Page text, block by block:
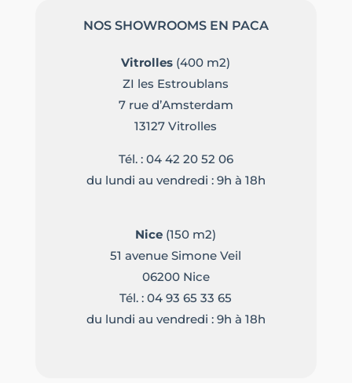
NOS SHOWROOMS EN PACA
Vitrolles (400 m2)
ZI les Estroublans
7 rue d’Amsterdam
13127 Vitrolles
Tél. : 04 42 20 52 06
du lundi au vendredi : 9h à 18h
Nice (150 m2)
51 avenue Simone Veil
06200 Nice
Tél. :04 93 65 33 65
du lundi au vendredi : 9h à 18h